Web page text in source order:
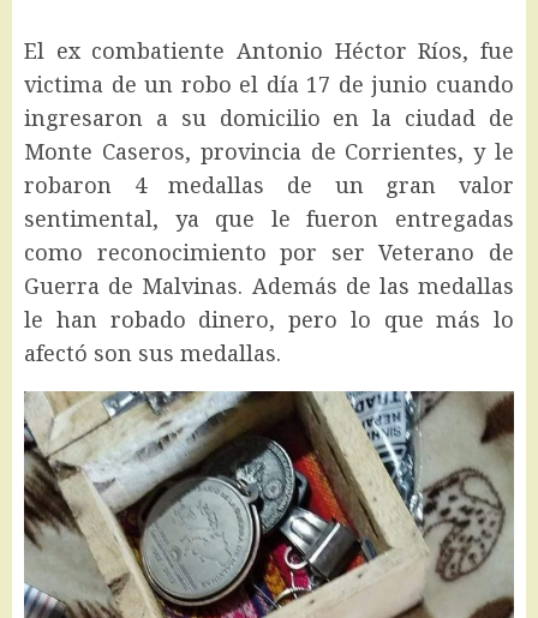
El ex combatiente Antonio Héctor Ríos, fue
victima de un robo el día 17 de junio cuando
ingresaron a su domicilio en la ciudad de
Monte Caseros, provincia de Corrientes, y le
robaron 4 medallas de un gran valor
sentimental, ya que le fueron entregadas
como reconocimiento por ser Veterano de
Guerra de Malvinas. Además de las medallas
le han robado dinero, pero lo que más lo
afectó son sus medallas.